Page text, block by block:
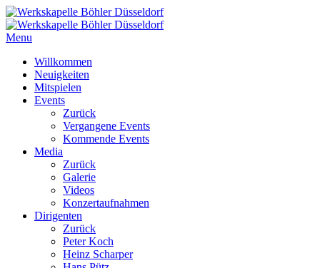
Menu
Willkommen
Neuigkeiten
Mitspielen
Events
Zurück
Vergangene Events
Kommende Events
Media
Zurück
Galerie
Videos
Konzertaufnahmen
Dirigenten
Zurück
Peter Koch
Heinz Scharper